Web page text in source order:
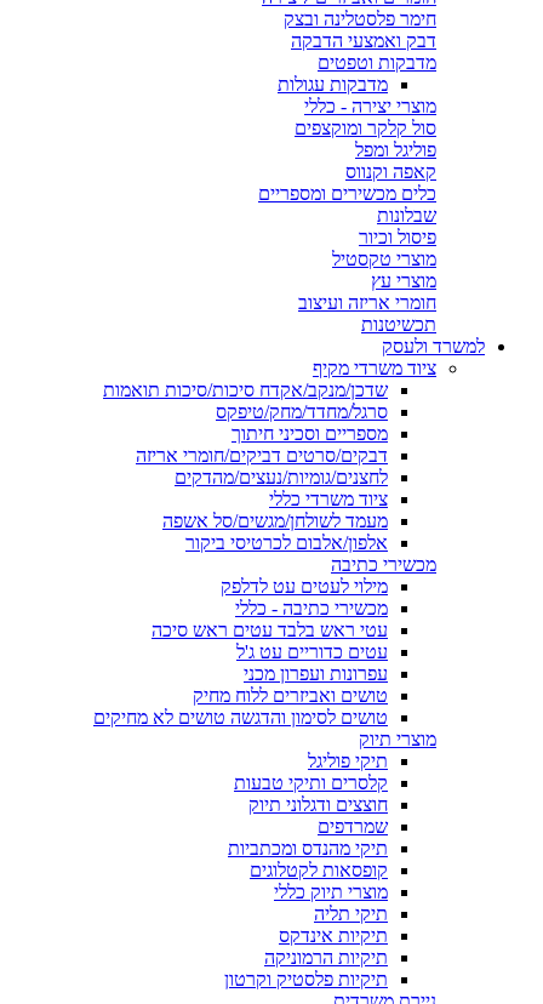
חימר פלסטלינה ובצק
דבק ואמצעי הדבקה
מדבקות וטפטים
מדבקות עגולות
מוצרי יצירה - כללי
סול קלקר ומוקצפים
פוליגל ומפל
קאפה וקנווס
כלים מכשירים ומספריים
שבלונות
פיסול וכיור
מוצרי טקסטיל
מוצרי עץ
חומרי אריזה ועיצוב
תכשיטנות
למשרד ולעסק
ציוד משרדי מקיף
שדכן/מנקב/אקדח סיכות/סיכות תואמות
סרגל/מחדד/מחק/טיפקס
מספריים וסכיני חיתוך
דבקים/סרטים דביקים/חומרי אריזה
לחצנים/גומיות/נעצים/מהדקים
ציוד משרדי כללי
מעמד לשולחן/מגשים/סל אשפה
אלפון/אלבום לכרטיסי ביקור
מכשירי כתיבה
מילוי לעטים עט לדלפק
מכשירי כתיבה - כללי
עטי ראש בלבד עטים ראש סיכה
עטים כדוריים עט ג'ל
עפרונות ועפרון מכני
טושים ואביזרים ללוח מחיק
טושים לסימון והדגשה טושים לא מחיקים
מוצרי תיוק
תיקי פוליגל
קלסרים ותיקי טבעות
חוצצים ודגלוני תיוק
שמרדפים
תיקי מהנדס ומכתביות
קופסאות לקטלוגים
מוצרי תיוק כללי
תיקי תליה
תיקיות אינדקס
תיקיות הרמוניקה
תיקיות פלסטיק וקרטון